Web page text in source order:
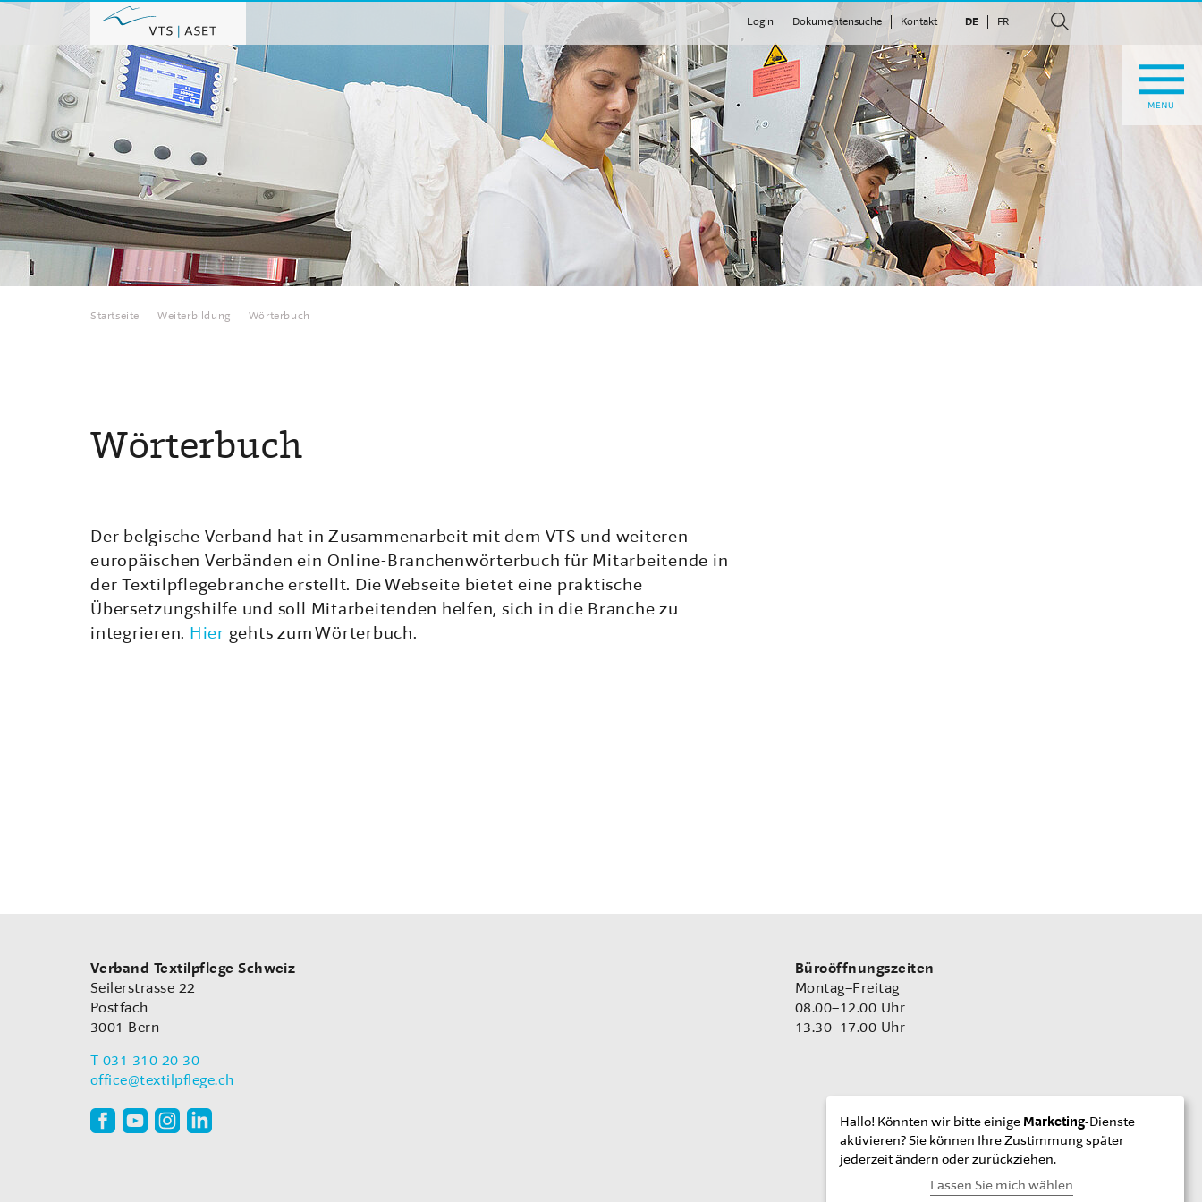
Home
Login Dokumentensuche Kontakt DE FR
suchen
Startseite Weiterbildung Wörterbuch
Wörterbuch
Der belgische Verband hat in Zusammenarbeit mit dem VTS und weiteren
europäischen Verbänden ein Online-Branchenwörterbuch für Mitarbeitende in
der Textilpflegebranche erstellt. Die Webseite bietet eine praktische
Übersetzungshilfe und soll Mitarbeitenden helfen, sich in die Branche zu
integrieren. Hier gehts zum Wörterbuch.
Verband Textilpflege Schweiz
Seilerstrasse 22
Postfach
3001 Bern
T 031 310 20 30
office@textilpflege.ch
Büroöffnungszeiten
Montag–Freitag
08.00–12.00 Uhr
13.30–17.00 Uhr
Hallo! Könnten wir bitte einige Marketing-Dienste
aktivieren? Sie können Ihre Zustimmung später
jederzeit ändern oder zurückziehen.
Lassen Sie mich wählen